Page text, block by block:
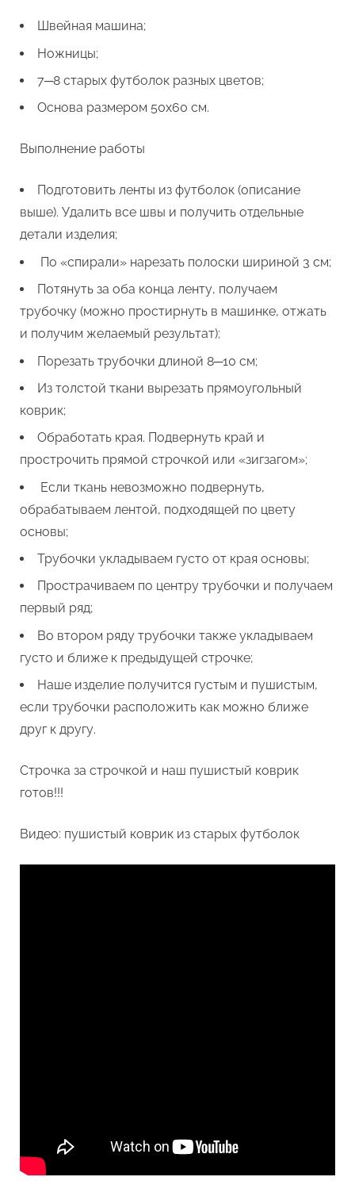
Швейная машина;
Ножницы;
7─8 старых футболок разных цветов;
Основа размером 50х60 см.
Выполнение работы
Подготовить ленты из футболок (описание
выше). Удалить все швы и получить отдельные
детали изделия;
По «спирали» нарезать полоски шириной 3 см;
Потянуть за оба конца ленту, получаем
трубочку (можно простирнуть в машинке, отжать
и получим желаемый результат);
Порезать трубочки длиной 8─10 см;
Из толстой ткани вырезать прямоугольный
коврик;
Обработать края. Подвернуть край и
прострочить прямой строчкой или «зигзагом»;
Если ткань невозможно подвернуть,
обрабатываем лентой, подходящей по цвету
основы;
Трубочки укладываем густо от края основы;
Прострачиваем по центру трубочки и получаем
первый ряд;
Во втором ряду трубочки также укладываем
густо и ближе к предыдущей строчке;
Наше изделие получится густым и пушистым,
если трубочки расположить как можно ближе
друг к другу.
Строчка за строчкой и наш пушистый коврик
готов!!!
Видео: пушистый коврик из старых футболок